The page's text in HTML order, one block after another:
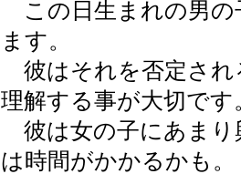
この日生まれの男の
ます。
彼はそれを否定され
理解する事が大切です
彼は女の子にあまり
は時間がかかるかも。